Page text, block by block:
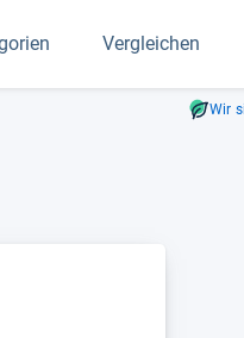
Vergleichen
Wir